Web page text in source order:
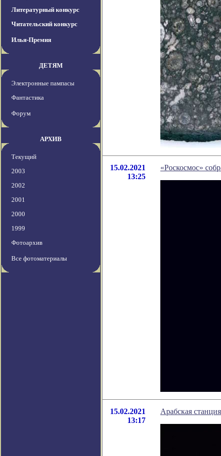
Литературный конкурс
Читательский конкурс
Илья-Премия
ДЕТЯМ
Электронные пампасы
Фантастика
Форум
АРХИВ
Текущий
2003
2002
2001
2000
1999
Фотоархив
Все фотоматериалы
15.02.2021
13:25
«Роскосмос»
15.02.2021
13:17
Арабская